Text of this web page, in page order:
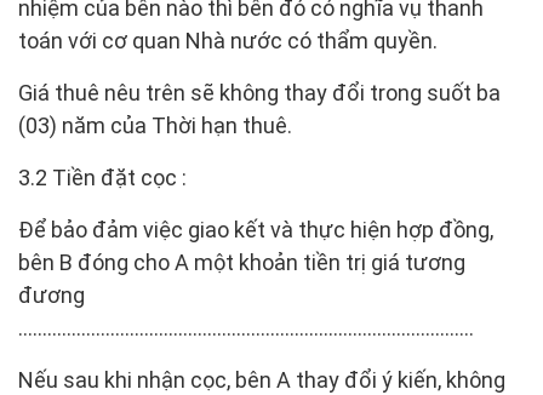
nhiệm của bên nào thì bên đó có nghĩa vụ thanh
toán với cơ quan Nhà nước có thẩm quyền.
Giá thuê nêu trên sẽ không thay đổi trong suốt ba
(03) năm của Thời hạn thuê.
3.2 Tiền đặt cọc :
Để bảo đảm việc giao kết và thực hiện hợp đồng,
bên B đóng cho A một khoản tiền trị giá tương
đương
………………………………………………………………………………….
Nếu sau khi nhận cọc, bên A thay đổi ý kiến, không